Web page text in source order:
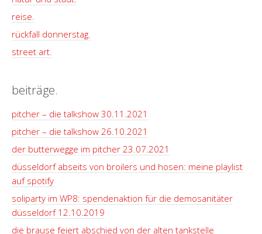
reise.
rückfall donnerstag.
street art.
beiträge.
pitcher – die talkshow 30.11.2021
pitcher – die talkshow 26.10.2021
der butterwegge im pitcher 23.07.2021
düsseldorf abseits von broilers und hosen: meine playlist
auf spotify
soliparty im WP8: spendenaktion für die demosanitäter
düsseldorf 12.10.2019
die brause feiert abschied von der alten tankstelle